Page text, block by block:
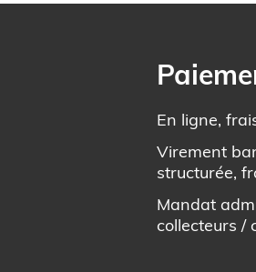
En ligne,
Virement
structurée,
Mandat
collecteurs /